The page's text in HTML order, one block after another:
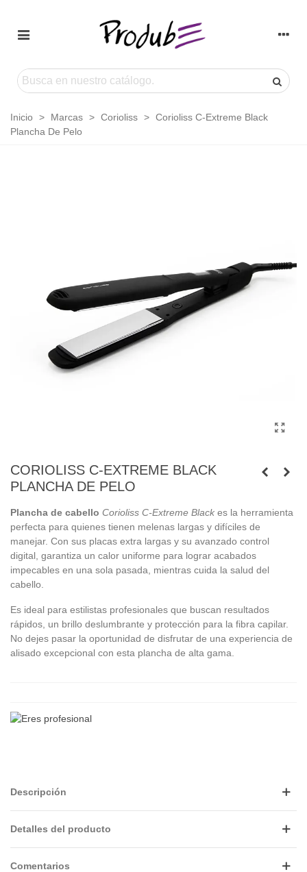
Inicio > Marcas > Corioliss > Corioliss C-Extreme Black
Plancha De Pelo
CORIOLISS C-EXTREME BLACK
PLANCHA DE PELO
Plancha de cabello Corioliss C-Extreme Black es la herramienta
perfecta para quienes tienen melenas largas y difíciles de
manejar. Con sus placas extra largas y su avanzado control
digital, garantiza un calor uniforme para lograr acabados
impecables en una sola pasada, mientras cuida la salud del
cabello.
Es ideal para estilistas profesionales que buscan resultados
rápidos, un brillo deslumbrante y protección para la fibra capilar.
No dejes pasar la oportunidad de disfrutar de una experiencia de
alisado excepcional con esta plancha de alta gama.
Descripción
Detalles del producto
Comentarios